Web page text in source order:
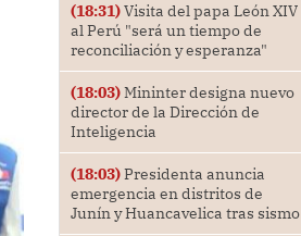
(18:31)Visita del papa León XIV
al Perú "será un tiempo de
reconciliación y esperanza"
(18:03)Mininter designa nuevo
director de la Dirección de
Inteligencia
(18:03)Presidenta anuncia
emergencia en distritos de
Junín y Huancavelica tras sismo